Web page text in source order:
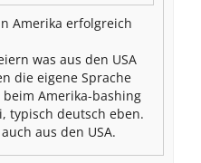
Amerika erfolgreich
was aus den USA
die eigene Sprache
Amerika-bashing
typisch deutsch eben.
aus den USA.